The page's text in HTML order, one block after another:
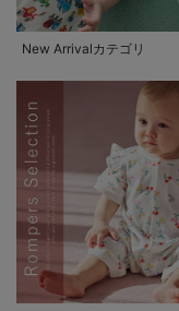
New Arrivalカテゴリ